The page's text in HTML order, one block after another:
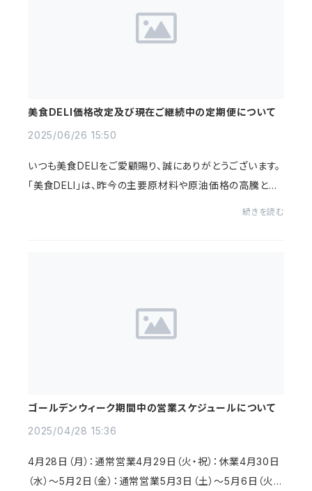
美食DELI価格改定及び現在ご継続中の定期便について
2025/06/26 15:50
いつも美食DELIをご愛顧賜り、誠にありがとうございます。
「美食DELI」は、昨今の主要原材料や原油価格の高騰と原
材料費や物流コストなどの負担が以前よりも大きくなって
続きを読む
ゴールデンウィーク期間中の営業スケジュールについて
2025/04/28 15:36
4月28日（月）：通常営業4月29日（火・祝）：休業4月30日
（水）～5月2日（金）：通常営業5月3日（土）〜5月6日（火・